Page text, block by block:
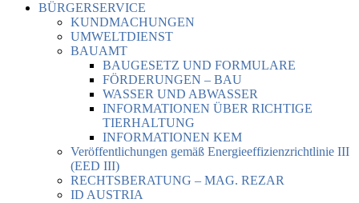
BÜRGERSERVICE
KUNDMACHUNGEN
UMWELTDIENST
BAUAMT
BAUGESETZ UND FORMULARE
FÖRDERUNGEN – BAU
WASSER UND ABWASSER
INFORMATIONEN ÜBER RICHTIGE
TIERHALTUNG
INFORMATIONEN KEM
Veröffentlichungen gemäß Energieeffizienzrichtlinie III
(EED III)
RECHTSBERATUNG – MAG. REZAR
ID AUSTRIA